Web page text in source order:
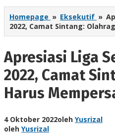
Homepage » Eksekutif »
2022, Camat Sintang:
Apresiasi Liga
2022, Camat
Harus
4 Oktober 2022oleh Yusrizal
oleh Yusrizal